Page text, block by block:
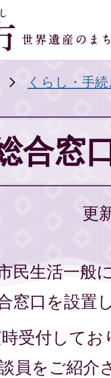
くらし・手
合窓
更
民生活一般
窓口を設置
受付して
員をご紹介